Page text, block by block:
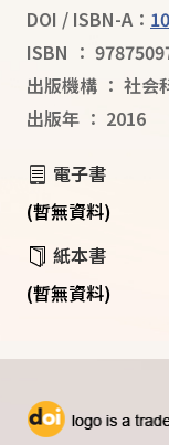
DOI / ISBN-A：
ISBN ：
出版機構 ： 社会
出版年 ： 2016
電子書
(暫無資料)
紙本書
(暫無資料)